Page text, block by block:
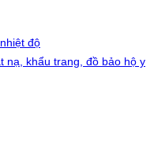
độ
nạ, khẩu trang, đồ bảo hộ y